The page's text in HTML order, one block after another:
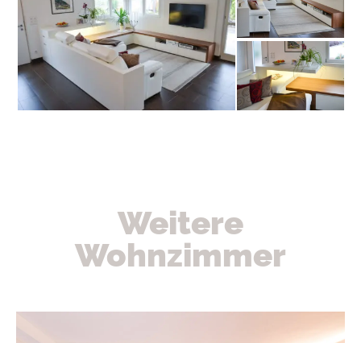
Weitere
Wohnzimmer